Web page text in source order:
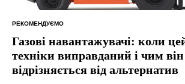
ОПУБЛІКУВАТИ
РЕКОМЕНДУЄМО
Газові навантажувачі: коли
техніки виправданий і чим він
відрізняється від альтернатив